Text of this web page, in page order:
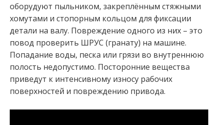
оборудуют пыльником, закреплённым стяжными
хомутами и стопорным кольцом для фиксации
детали на валу. Повреждение одного из них – это
повод проверить ШРУС (гранату) на машине.
Попадание воды, песка или грязи во внутреннюю
полость недопустимо. Посторонние вещества
приведут к интенсивному износу рабочих
поверхностей и повреждению привода.